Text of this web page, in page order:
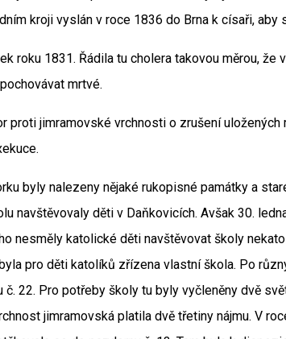
kroji vyslán v roce 1836 do Brna k císaři, aby
roku 1831. Řádila tu cholera takovou měrou, že
mrtvé.
proti jimramovské vrchnosti o zrušení uložených
byly nalezeny nějaké rukopisné památky a
navštěvovaly děti v Daňkovicích. Avšak 30.
nesměly katolické děti navštěvovat školy
pro děti katolíků zřízena vlastní škola. Po
č. 22. Pro potřeby školy tu byly vyčleněny dvě
jimramovská platila dvě třetiny nájmu. V